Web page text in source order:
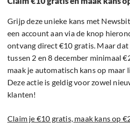
Grijp deze unieke kans met
een account aan via de knop
ontvang direct €10 gratis. Maar
tussen 2 en 8 december minimaal
maak je automatisch kans op maar
Deze actie is geldig voor zowel
klanten!
Claim je €10 gratis, maak kans op